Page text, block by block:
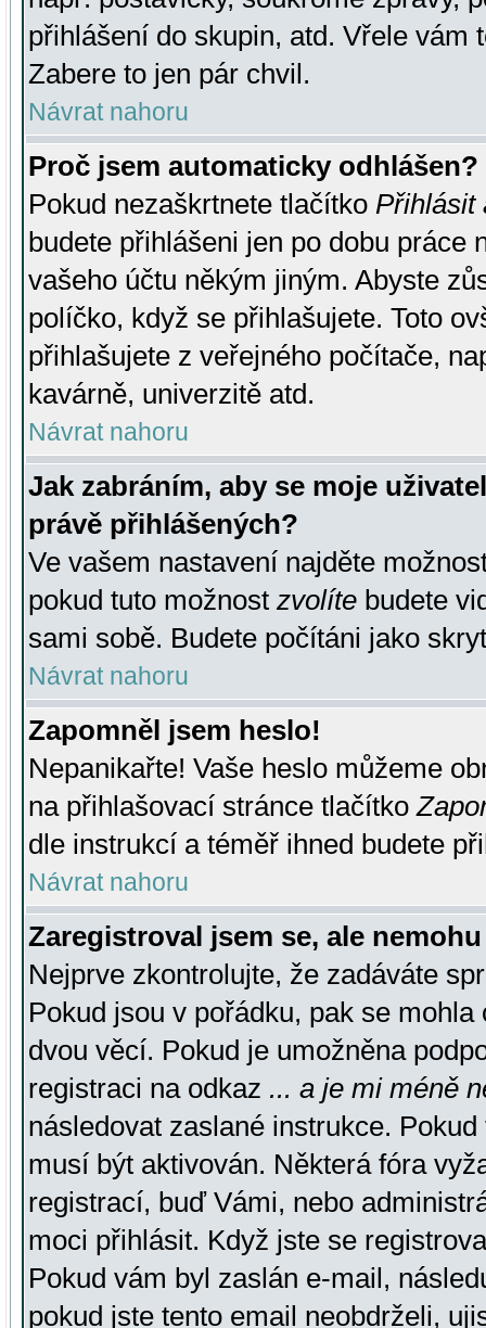
přihlášení do skupin, atd. Vřele vám
Zabere to jen pár chvil.
Návrat nahoru
Proč jsem automaticky odhlášen?
Pokud nezaškrtnete tlačítko Přihlásit
budete přihlášeni jen po dobu práce
vašeho účtu někým jiným. Abyste
políčko, když se přihlašujete. Toto
přihlašujete z veřejného počítače,
kavárně, univerzitě atd.
Návrat nahoru
Jak zabráním, aby se moje
právě přihlášených?
Ve vašem nastavení najděte
pokud tuto možnost zvolíte budete
sami sobě. Budete počítáni jako
Návrat nahoru
Zapomněl jsem heslo!
Nepanikařte! Vaše heslo můžeme
na přihlašovací stránce tlačítko
dle instrukcí a téměř ihned budete
Návrat nahoru
Zaregistroval jsem se, ale
Nejprve zkontrolujte, že zadáváte
Pokud jsou v pořádku, pak se
dvou věcí. Pokud je umožněna
registraci na odkaz ... a je mi méně
následovat zaslané instrukce.
musí být aktivován. Některá fóra
registrací, buď Vámi, nebo
moci přihlásit. Když jste se
Pokud vám byl zaslán e-mail,
pokud jste tento email neobdrželi,